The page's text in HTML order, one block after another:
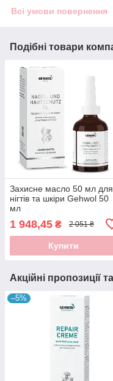
Всі умови повернення
Подібні товари
Захисне масло 50 мл для
нігтів та шкіри Gehwol 50
мл
1 948,45 ₴ 2 051 ₴
Купити
Акційні пропозиції
–5%